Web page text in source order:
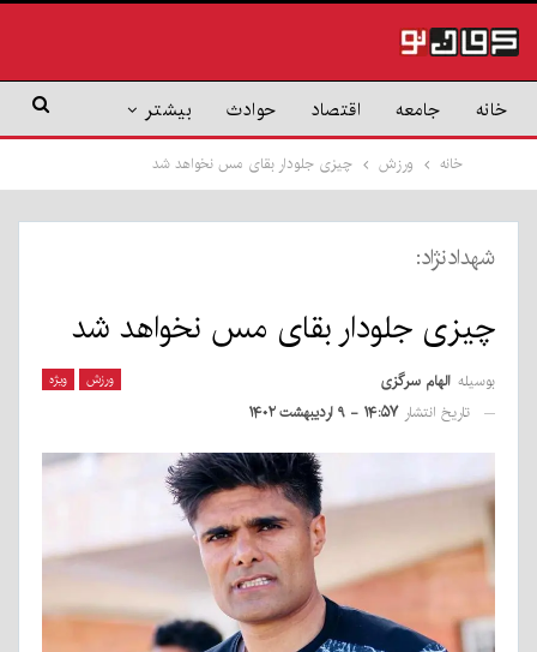
خانه جامعه اقتصاد حوادث بیشتر
خانه ورزش چیزی جلودار بقای مس نخواهد شد
شهدادنژاد:
چیزی جلودار بقای مس نخواهد شد
ورزش ویژه بوسیله الهام سرگزی
تاریخ انتشار ۱۴:۵۷ - ۹ اردیبهشت ۱۴۰۲